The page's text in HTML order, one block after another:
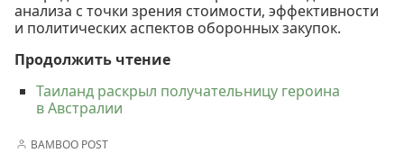
анализа с точки зрения стоимости, эффективности
и политических аспектов оборонных закупок.
Продолжить чтение
Таиланд раскрыл получательницу героина
в Австралии
BAMBOO POST